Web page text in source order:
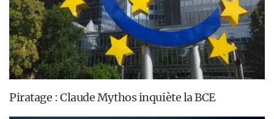
Piratage : Claude Mythos inquiète la BCE